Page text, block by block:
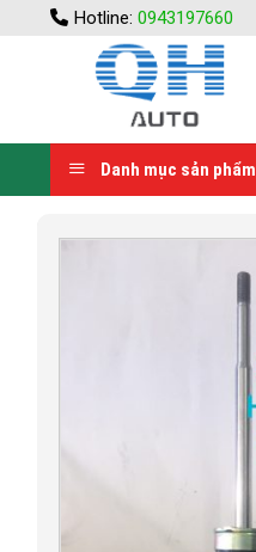
Hotline: 0943197660
Danh mục sản phẩm